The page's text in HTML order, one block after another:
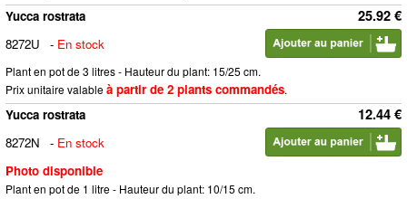
25.92 €
Yucca rostrata
8272U
- En stock
Plant en pot de 3 litres - Hauteur du plant: 15/25 cm.
Prix unitaire valableà partir de 2 plants commandés.
12.44 €
Yucca rostrata
8272N
- En stock
Photo disponible
Plant en pot de 1 litre - Hauteur du plant: 10/15 cm.